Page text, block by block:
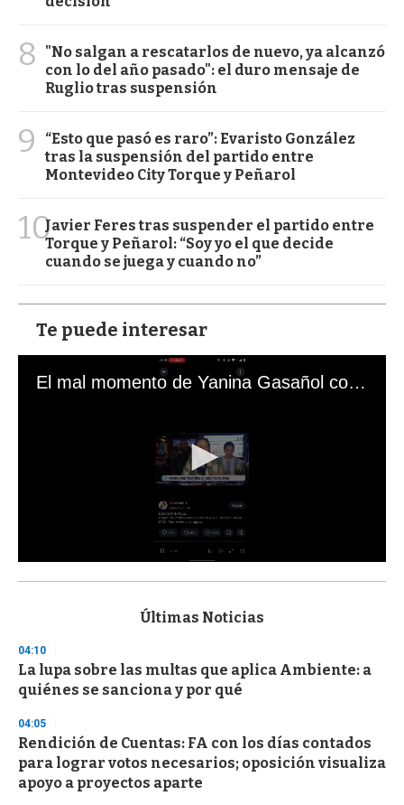
8
"No salgan a rescatarlos de nuevo, ya alcanzó
con lo del año pasado": el duro mensaje de
Ruglio tras suspensión
9
“Esto que pasó es raro”: Evaristo González
tras la suspensión del partido entre
Montevideo City Torque y Peñarol
10Javier Feres tras suspender el partido entre
Torque y Peñarol: “Soy yo el que decide
cuando se juega y cuando no”
Te puede interesar
El mal momento de Yanina Gasañol con un hincha argentino en "Subrayado"
s
d
s
o
f
3
s
e
c
o
Últimas Noticias
04:10
La lupa sobre las multas que aplica Ambiente: a
quiénes se sanciona y por qué
04:05
Rendición de Cuentas: FA con los días contados
para lograr votos necesarios; oposición visualiza
apoyo a proyectos aparte